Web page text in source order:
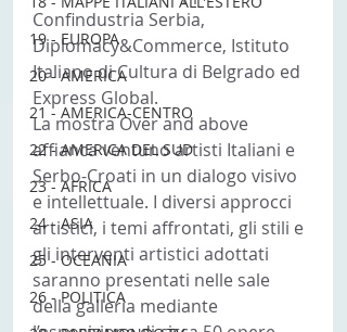
19 - EUROPA
20 - AMERICA
21 - AMERICA-CENTRO
22 - AMERICA DEL SUD
23 - AFRICA
24 - ASIA
25 - OCEANIA
26 - POLITICA
Confindustria Serbia,
Diplomacy&Commerce, Istituto
Italiano di Cultura di Belgrado ed
Express Global.
La mostra Over and above
affianca ventuno artisti Italiani e
Serbo-Croati in un dialogo visivo
e intellettuale. I diversi approcci
artistici, i temi affrontati, gli stili e
gli interventi artistici adottati
saranno presentati nelle sale
della galleria mediante